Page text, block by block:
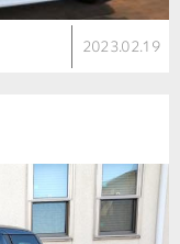
2023.02.19